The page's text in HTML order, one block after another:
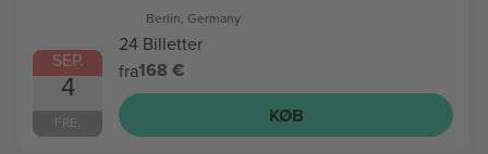
SEP.
4
FRE.
Berlin, Germany
24 Billetter
fra168 €
KØB